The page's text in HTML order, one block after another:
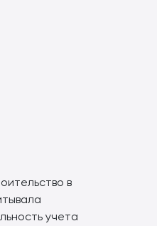
в
учета